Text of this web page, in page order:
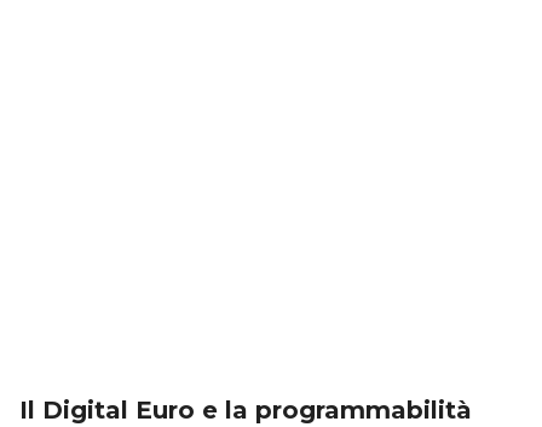
Il Digital Euro e la programmabilità